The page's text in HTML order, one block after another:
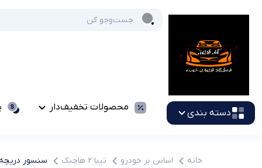
دسته بندی محصولات تخفیف‌دار
خانه اساس بر خودرو تیبا 2 هاچبک سنسور دریچه